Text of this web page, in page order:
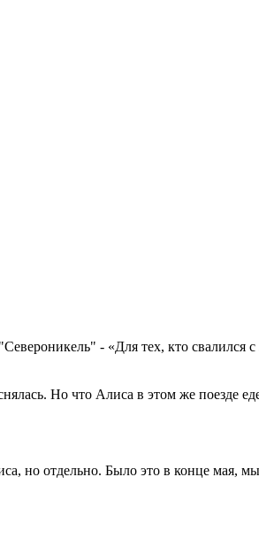
- «Для тех, кто свалился
Но что Алиса в этом же поезде
но отдельно. Было это в конце мая,